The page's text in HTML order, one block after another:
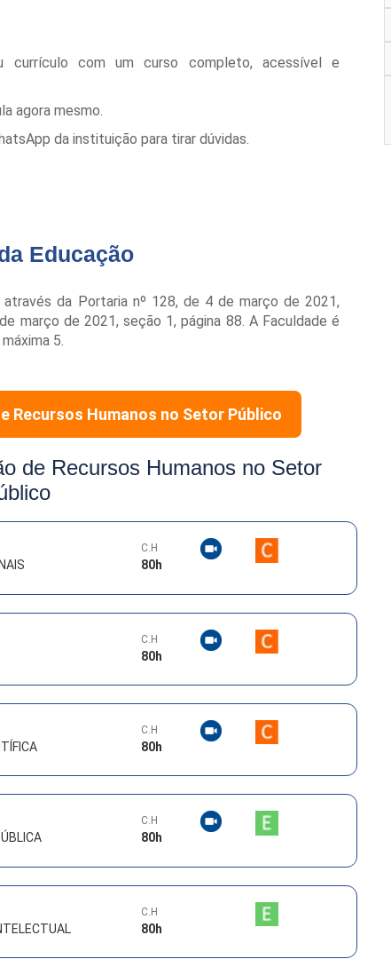
currículo com um curso completo, acessível e
agora mesmo.
da instituição para tirar dúvidas.
Educação
através da Portaria nº 128, de 4 de março de 2021,
março de 2021, seção 1, página 88. A Faculdade é
5.
Recursos Humanos no Setor Público
de Recursos Humanos no Setor
C.H
80h
C.H
80h
C.H
80h
C.H
80h
C.H
80h